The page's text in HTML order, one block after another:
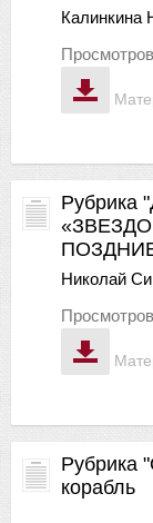
Калинкина
Николай
Рубрика
корабль